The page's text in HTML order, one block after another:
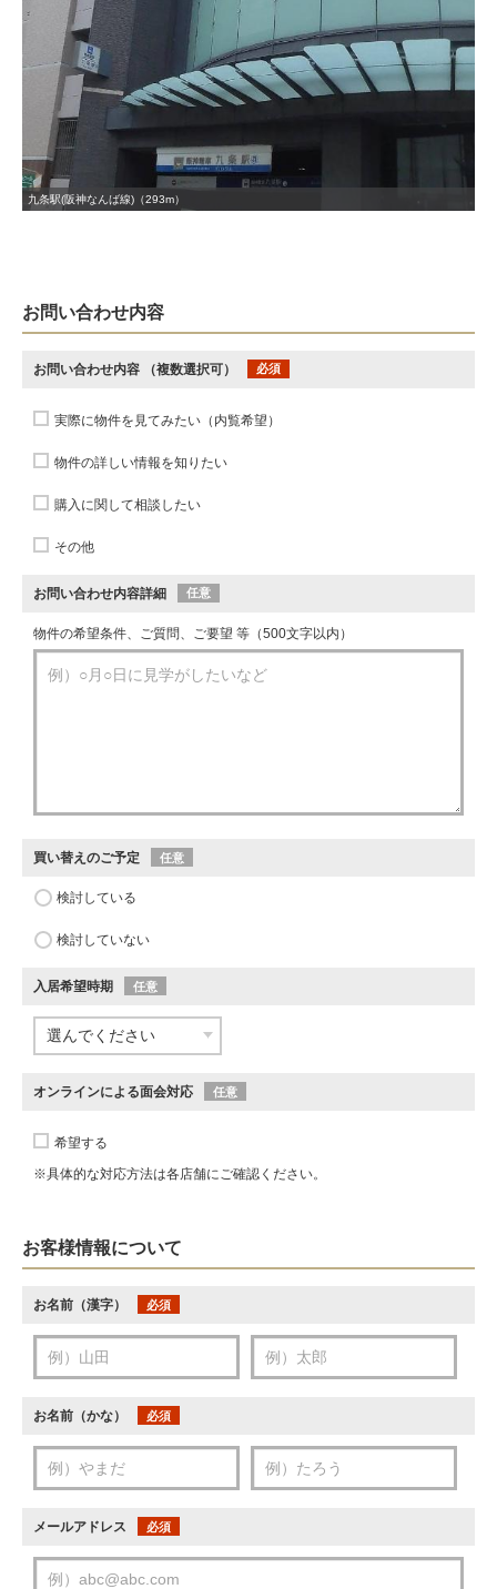
九条駅(阪神なんば線)（293m）
お問い合わせ内容
お問い合わせ内容 （複数選択可） 必須
実際に物件を見てみたい（内覧希望）
物件の詳しい情報を知りたい
購入に関して相談したい
その他
お問い合わせ内容詳細 任意
物件の希望条件、ご質問、ご要望 等（500文字以内）
買い替えのご予定 任意
検討している
検討していない
入居希望時期 任意
オンラインによる面会対応 任意
希望する
※具体的な対応方法は各店舗にご確認ください。
お客様情報について
お名前（漢字） 必須
お名前（かな） 必須
メールアドレス 必須